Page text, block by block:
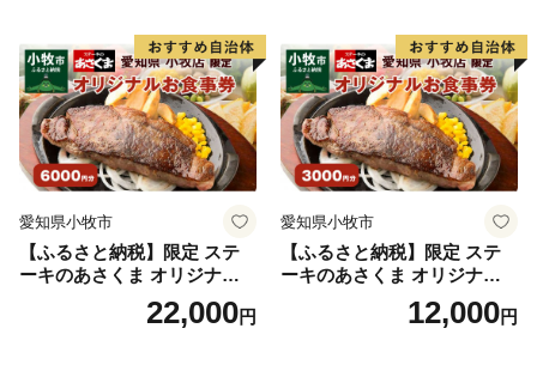
県 小牧店 小牧市 チケット 送
料無料
愛知県小牧市
【ふるさと納税】限定 ステ
ーキのあさくま オリジナル
お食事券 6000円 お好きなメ
ニュー 好きなだけ コーンス
22,000円
愛知県小牧市
【ふるさと納税】限定 ステ
ーキのあさくま オリジナル
お食事券 3000円 お好きなメ
ニュー 好きなだけ コーンス
12,000円